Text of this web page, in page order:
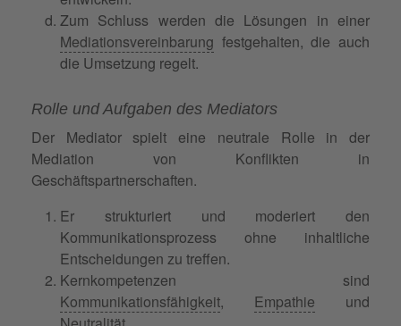
Zum Schluss werden die Lösungen in einer
Mediationsvereinbarung festgehalten, die auch
die Umsetzung regelt.
Rolle und Aufgaben des Mediators
Der Mediator spielt eine neutrale Rolle in der
Mediation von Konflikten in
Geschäftspartnerschaften.
Er strukturiert und moderiert den
Kommunikationsprozess ohne inhaltliche
Entscheidungen zu treffen.
Kernkompetenzen sind
Kommunikationsfähigkeit, Empathie und